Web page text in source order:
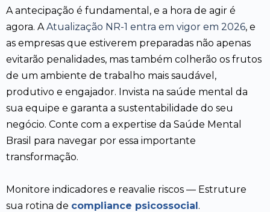
A antecipação é fundamental, e a hora de agir é
agora. AAtualização NR-1 entra em vigor em 2026, e
as empresas que estiverem preparadas não apenas
evitarão penalidades, mas também colherão os frutos
de um ambiente de trabalho mais saudável,
produtivo e engajador. Invista na saúde mental da
sua equipe e garanta a sustentabilidade do seu
negócio. Conte com a expertise da Saúde Mental
Brasil para navegar por essa importante
transformação.
Monitore indicadores e reavalie riscos — Estruture
sua rotina de compliance psicossocial.